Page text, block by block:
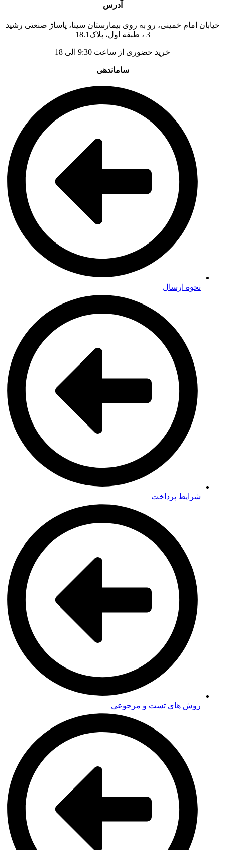
آدرس
خیابان امام خمینی، رو به روی بیمارستان سینا، پاساژ صنعتی رشید
3 ، طبقه اول، پلاک18.1
خرید حضوری از ساعت 9:30 الی 18
ساماندهی
نحوه ارسال
شرایط پرداخت
روش های تست و مرجوعی